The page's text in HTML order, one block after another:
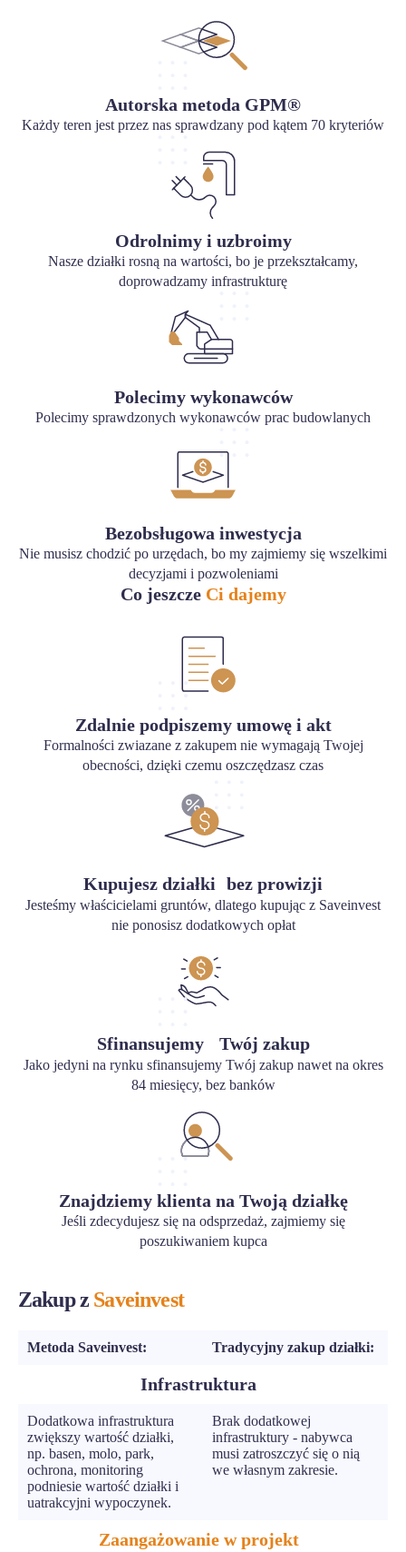
Autorska metoda GPM®
Każdy teren jest przez nas sprawdzany pod kątem 70 kryteriów
Odrolnimy i uzbroimy
Nasze działki rosną na wartości, bo je przekształcamy,
doprowadzamy infrastrukturę
Polecimy wykonawców
Polecimy sprawdzonych wykonawców prac budowlanych
Bezobsługowa inwestycja
Nie musisz chodzić po urzędach, bo my zajmiemy się wszelkimi
decyzjami i pozwoleniami
Co jeszcze Ci dajemy
Zdalnie podpiszemy umowę i akt
Formalności zwiazane z zakupem nie wymagają Twojej
obecności, dzięki czemu oszczędzasz czas
Kupujesz działki bez prowizji
Jesteśmy właścicielami gruntów, dlatego kupując z Saveinvest
nie ponosisz dodatkowych opłat
Sfinansujemy Twój zakup
Jako jedyni na rynku sfinansujemy Twój zakup nawet na okres
84 miesięcy, bez banków
Znajdziemy klienta na Twoją działkę
Jeśli zdecydujesz się na odsprzedaż, zajmiemy się
poszukiwaniem kupca
Zakup z Saveinvest
Metoda Saveinvest: Tradycyjny zakup działki:
Infrastruktura
Dodatkowa infrastruktura
zwiększy wartość działki,
np. basen, molo, park,
ochrona, monitoring
podniesie wartość działki i
uatrakcyjni wypoczynek.
Brak dodatkowej
infrastruktury - nabywca
musi zatroszczyć się o nią
we własnym zakresie.
Zaangażowanie w projekt